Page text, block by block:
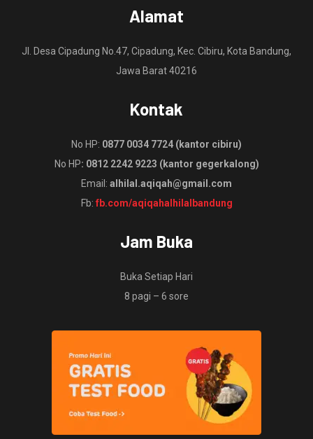
Alamat
Jl. Desa Cipadung No.47, Cipadung, Kec. Cibiru, Kota Bandung,
Jawa Barat 40216
Kontak
No HP: 0877 0034 7724 (kantor cibiru)
No HP: 0812 2242 9223 (kantor gegerkalong)
Email: alhilal.aqiqah@gmail.com
Fb: fb.com/aqiqahalhilalbandung
Jam Buka
Buka Setiap Hari
8 pagi – 6 sore